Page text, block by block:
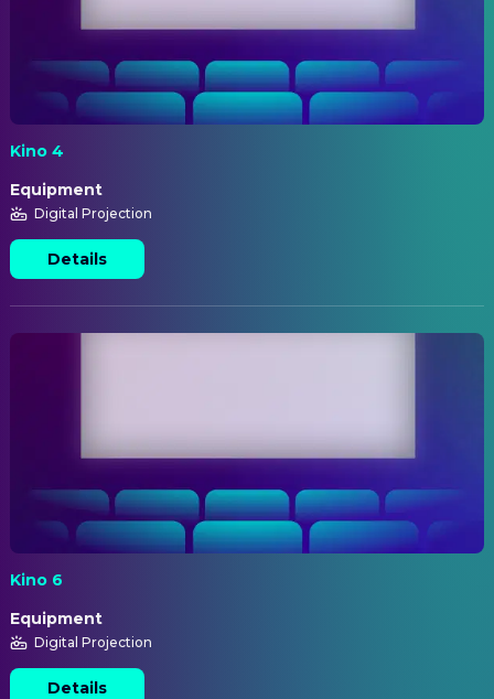
Kino 4
Equipment
Digital Projection
Details
Kino 6
Equipment
Digital Projection
Details